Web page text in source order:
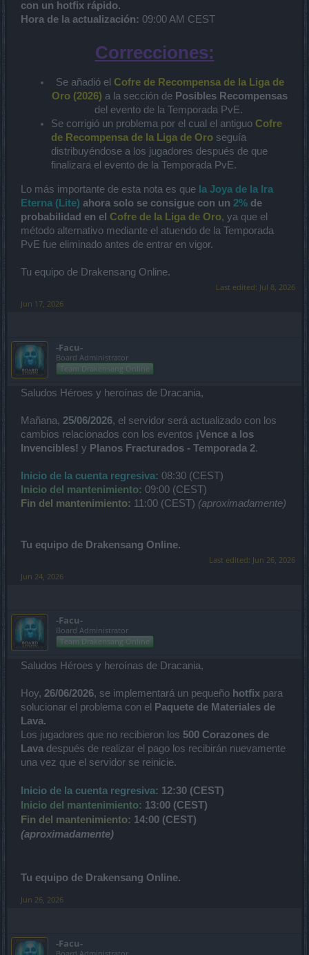
con un hotfix rápido.
Hora de la actualización: 09:00 AM CEST
Correcciones:
Se añadió el Cofre de Recompensa de la Liga de
Oro (2026) a la sección de Posibles Recompensas
del evento de la Temporada PvE.
Se corrigió un problema por el cual el antiguo Cofre
de Recompensa de la Liga de Oro seguía
distribuyéndose a los jugadores después de que
finalizara el evento de la Temporada PvE.
Lo más importante de esta nota es que la Joya de la Ira
Eterna (Lite) ahora solo se consigue con un 2% de
probabilidad en el Cofre de la Liga de Oro, ya que el
método alternativo mediante el atuendo de la Temporada
PvE fue eliminado antes de entrar en vigor.
Tu equipo de Drakensang Online.
Last edited: Jul 8, 2026
Jun 17, 2026
-Facu-
Board Administrator
Team Drakensang Online
Saludos Héroes y heroínas de Dracania,
Mañana, 25/06/2026, el servidor será actualizado con los
cambios relacionados con los eventos ¡Vence a los
Invencibles! y Planos Fracturados - Temporada 2.
Inicio de la cuenta regresiva: 08:30 (CEST)
Inicio del mantenimiento: 09:00 (CEST)
Fin del mantenimiento: 11:00 (CEST) (aproximadamente)
Tu equipo de Drakensang Online.
Last edited: Jun 26, 2026
Jun 24, 2026
-Facu-
Board Administrator
Team Drakensang Online
Saludos Héroes y heroínas de Dracania,
Hoy, 26/06/2026, se implementará un pequeño hotfix para
solucionar el problema con el
Paquete de Materiales de
Lava.
Los jugadores que no recibieron los 500 Corazones de
Lava después de realizar el pago los recibirán nuevamente
una vez que el servidor se reinicie.
Inicio de la cuenta regresiva: 12:30 (CEST)
Inicio del mantenimiento: 13:00 (CEST)
Fin del mantenimiento: 14:00 (CEST)
(aproximadamente)
Tu equipo de Drakensang Online.
Jun 26, 2026
-Facu-